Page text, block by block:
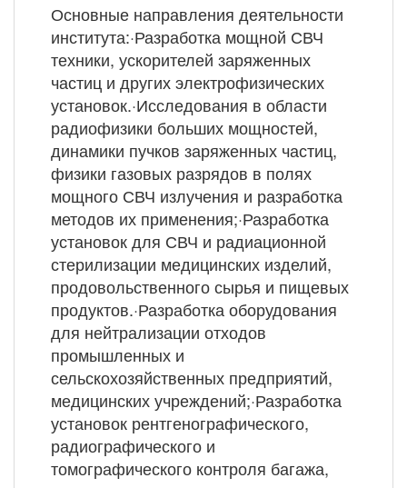
Основные направления деятельности
института:·Разработка мощной СВЧ
техники, ускорителей заряженных
частиц и других электрофизических
установок.·Исследования в области
радиофизики больших мощностей,
динамики пучков заряженных частиц,
физики газовых разрядов в полях
мощного СВЧ излучения и разработка
методов их применения;·Разработка
установок для СВЧ и радиационной
стерилизации медицинских изделий,
продовольственного сырья и пищевых
продуктов.·Разработка оборудования
для нейтрализации отходов
промышленных и
сельскохозяйственных предприятий,
медицинских учреждений;·Разработка
установок рентгенографического,
радиографического и
томографического контроля багажа,